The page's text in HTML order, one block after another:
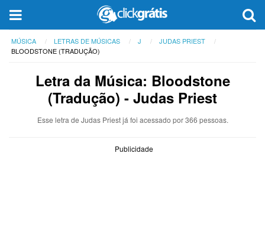
MÚSICA LETRAS DE MÚSICAS J
JUDAS PRIEST
BLOODSTONE (TRADUÇÃO)
Letra da Música: Bloodstone
(Tradução) - Judas Priest
Esse letra de Judas Priest já foi acessado por 366 pessoas.
Publicidade